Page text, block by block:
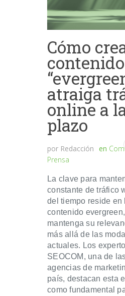
Cómo
contenido
atraiga
online a
plazo
por Redacción en
Prensa
La clave para
constante de tráfico
del tiempo reside en
contenido
mantenga su
más allá de las
actuales. Los
SEOCOM, una de
agencias de
país, destacan esta
como fundamental